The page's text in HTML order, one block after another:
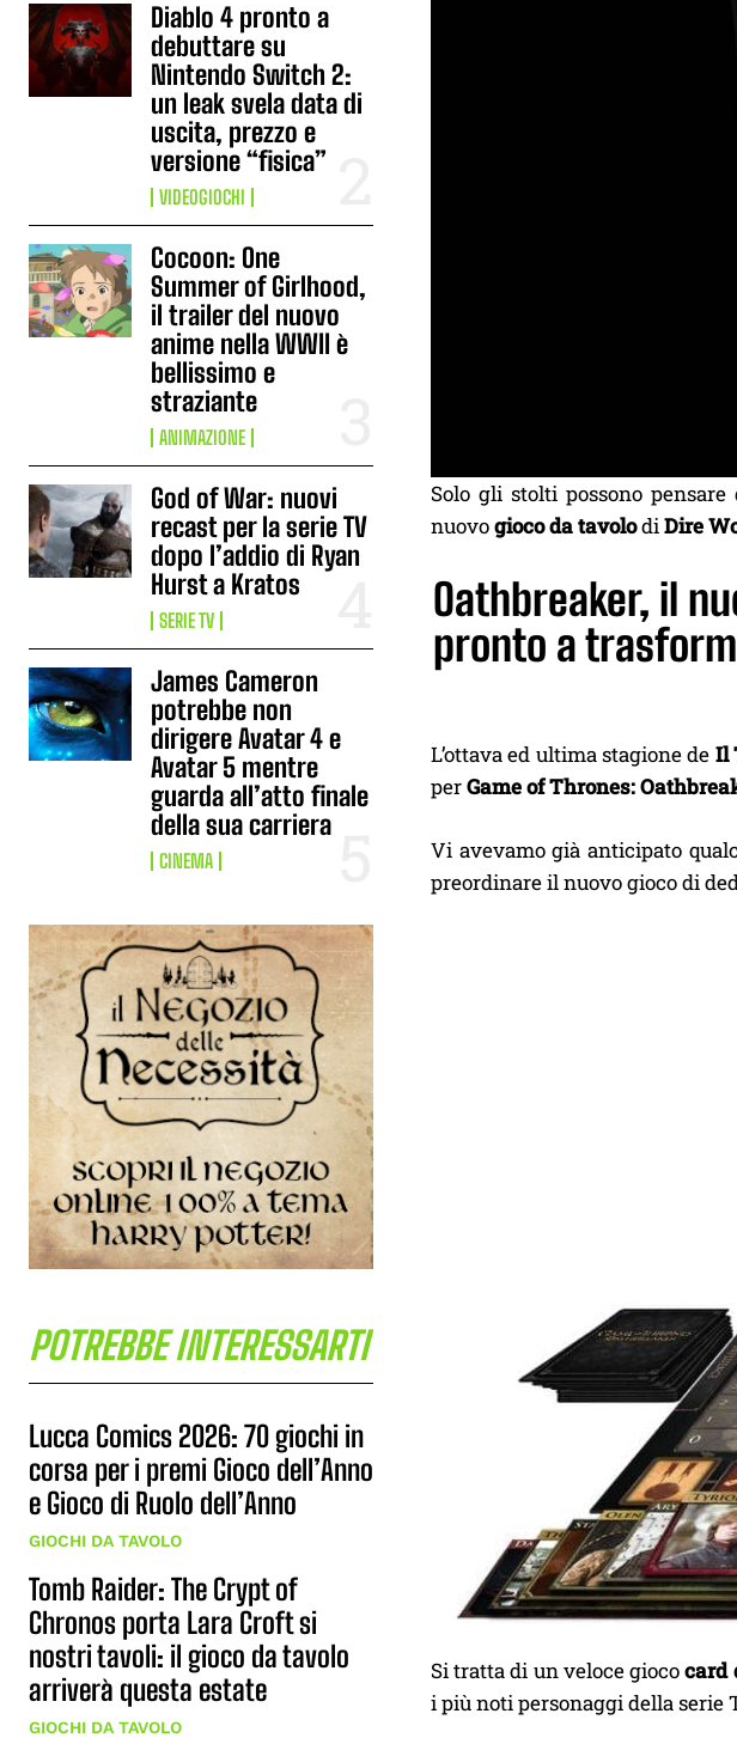
Diablo 4 pronto a
debuttare su
Nintendo Switch 2:
un leak svela data di
uscita, prezzo e
versione “fisica”
VIDEOGIOCHI
Cocoon: One
Summer of Girlhood,
il trailer del nuovo
anime nella WWII è
bellissimo e
straziante
ANIMAZIONE
God of War: nuovi
recast per la serie TV
dopo l’addio di Ryan
Hurst a Kratos
SERIE TV
James Cameron
potrebbe non
dirigere Avatar 4 e
Avatar 5 mentre
guarda all’atto finale
della sua carriera
CINEMA
POTREBBE INTERESSARTI
Lucca Comics 2026: 70 giochi in
corsa per i premi Gioco dell’Anno
e Gioco di Ruolo dell’Anno
GIOCHI DA TAVOLO
Tomb Raider: The Crypt of
Chronos porta Lara Croft si
nostri tavoli: il gioco da tavolo
arriverà questa estate
GIOCHI DA TAVOLO
Solo gli stolti possono
nuovogioco da tavolodiDire
Oathbreaker, il
pronto a
L’ottava ed ultima stagione de Il
perGame of Thrones:
Vi avevamo già anticipato
preordinare il nuovo gioco di
Si tratta di un veloce giococard
i più noti personaggi della serie